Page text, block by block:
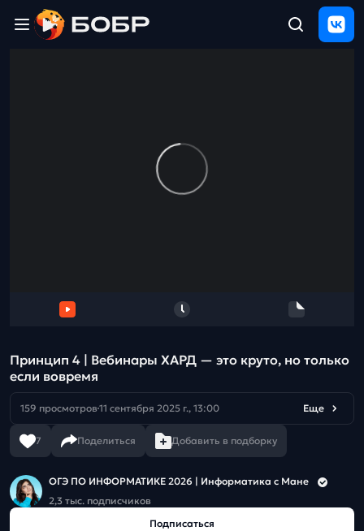
Принцип 4 | Вебинары ХАРД — это круто, но только
если вовремя
159 просмотров 11 сентября 2025 г., 13:00 Еще
7 Поделиться Добавить в подборку
ОГЭ ПО ИНФОРМАТИКЕ 2026 | Информатика с Мане
2,3 тыс. подписчиков
Подписаться